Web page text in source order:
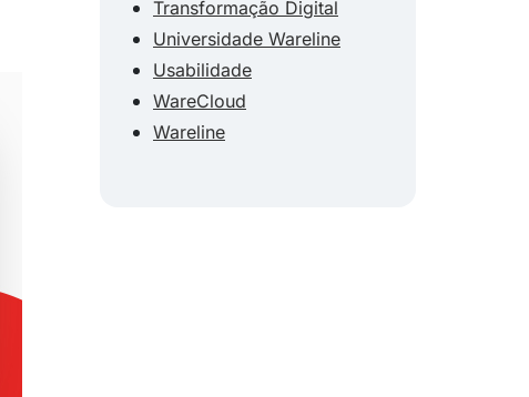
Transformação Digital
Universidade Wareline
Usabilidade
WareCloud
Wareline